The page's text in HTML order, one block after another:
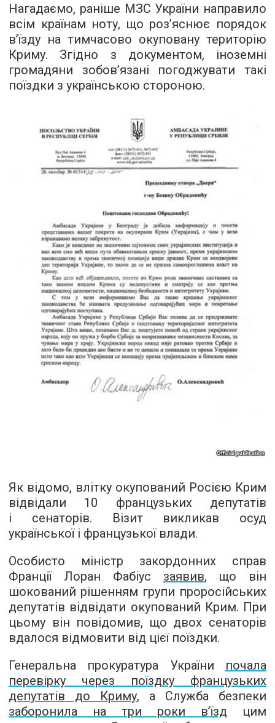
Нагадаємо, раніше МЗС України направило
всім країнам ноту, що роз’яснює порядок
в’їзду на тимчасово окуповану територію
Криму. Згідно з документом, іноземні
громадяни зобов’язані погоджувати такі
поїздки з українською стороною.
Як відомо, влітку окупований Росією Крим
відвідали 10 французьких депутатів
і сенаторів. Візит викликав осуд
української і французької влади.
Особисто міністр закордонних справ
Франції Лоран Фабіус заявив, що він
шокований рішенням групи проросійських
депутатів відвідати окупований Крим. При
цьому він повідомив, що двох сенаторів
вдалося відмовити від цієї поїздки.
Генеральна прокуратура України почала
перевірку через поїздку французьких
депутатів до Криму, а Служба безпеки
заборонила на три роки в’їзд цим